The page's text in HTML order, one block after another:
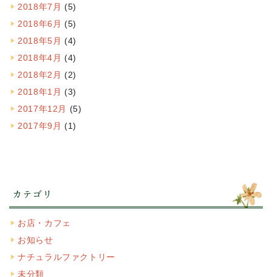
2018年7月 (5)
2018年6月 (5)
2018年5月 (4)
2018年4月 (4)
2018年2月 (2)
2018年1月 (3)
2017年12月 (5)
2017年9月 (1)
カテゴリ
お店・カフェ
お知らせ
ナチュラルファクトリー
未分類